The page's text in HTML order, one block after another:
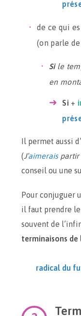
de ce qui
(on parle
Sile
en
Si +
Il permet aussi
(J’aimeraispartir
conseil ou une
Pour conjuguer
il faut prendre le
souvent de
terminaisons de
radical du